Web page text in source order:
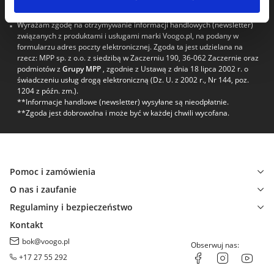
Wyrażam zgodę na otrzymywanie informacji handlowych (newsletter)
związanych z produktami i usługami marki Voogo.pl, na podany w
formularzu adres poczty elektronicznej. Zgoda ta jest udzielana na
rzecz: MPP sp. z o.o. z siedzibą w Zaczerniu 190, 36-062 Zaczernie oraz
podmiotów z Grupy MPP , zgodnie z Ustawą z dnia 18 lipca 2002 r. o
świadczeniu usług drogą elektroniczną (Dz. U. z 2002 r., Nr 144, poz.
1204 z późn. zm.).
**Informacje handlowe (newsletter) wysyłane są nieodpłatnie.
**Zgoda jest dobrowolna i może być w każdej chwili wycofana.
Pomoc i zamówienia
O nas i zaufanie
Regulaminy i bezpieczeństwo
Kontakt
bok@voogo.pl
+17 27 55 292
Obserwuj nas: